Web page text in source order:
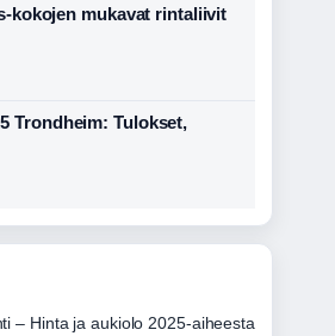
kokojen mukavat rintaliivit
Trondheim: Tulokset,
– Hinta ja aukiolo 2025-aiheesta